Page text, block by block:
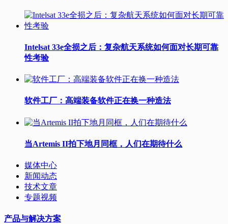
Intelsat 33e全损之后：复杂航天系统如何面对长期可靠
性考验
软件工厂：高端装备软件正在换一种造法
当Artemis II拍下地月同框，人们在期待什么
媒体中心
新闻动态
技术文章
专题视频
产品与解决方案